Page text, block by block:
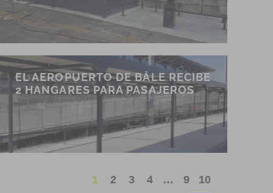
EL AEROPUERTO DE BÂLE RECIBE
2 HANGARES PARA PASAJEROS
1 2 3 4 … 9 10